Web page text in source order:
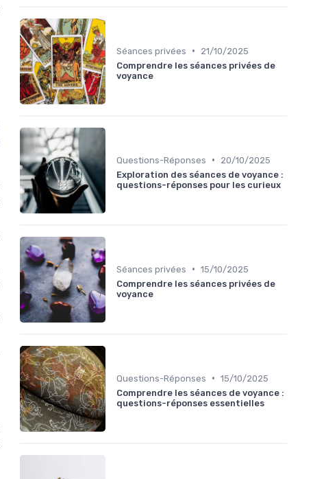
Séances privées •
21/10/2025
Comprendre les séances privées de
voyance
Questions-Réponses •
20/10/2025
Exploration des séances de voyance :
questions-réponses pour les curieux
Séances privées • 15/10/2025
Comprendre les séances privées de
voyance
Questions-Réponses • 15/10/2025
Comprendre les séances de voyance :
questions-réponses essentielles